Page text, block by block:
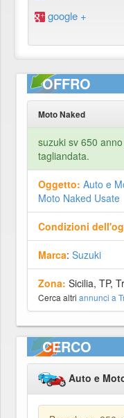
google +
OFFRO
Moto Naked
suzuki sv 650
tagliandata.
Oggetto: Auto e
Moto Naked Usate
Condizioni
Marca: Suzuki
Zona: Sicilia, TP,
Cerca altri annunci a
CERCO
Auto e